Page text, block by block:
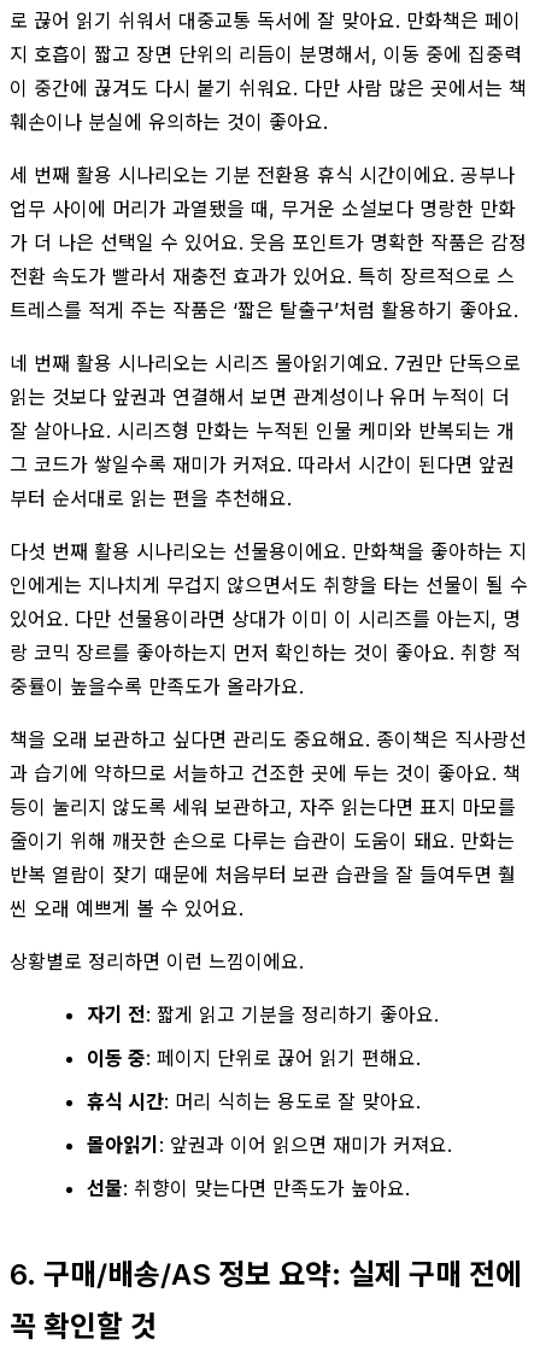
로 끊어 읽기 쉬워서 대중교통 독서에 잘 맞아요. 만화책은 페이
지 호흡이 짧고 장면 단위의 리듬이 분명해서, 이동 중에 집중력
이 중간에 끊겨도 다시 붙기 쉬워요. 다만 사람 많은 곳에서는 책
훼손이나 분실에 유의하는 것이 좋아요.
세 번째 활용 시나리오는 기분 전환용 휴식 시간이에요. 공부나
업무 사이에 머리가 과열됐을 때, 무거운 소설보다 명랑한 만화
가 더 나은 선택일 수 있어요. 웃음 포인트가 명확한 작품은 감정
전환 속도가 빨라서 재충전 효과가 있어요. 특히 장르적으로 스
트레스를 적게 주는 작품은 ‘짧은 탈출구’처럼 활용하기 좋아요.
네 번째 활용 시나리오는 시리즈 몰아읽기예요. 7권만 단독으로
읽는 것보다 앞권과 연결해서 보면 관계성이나 유머 누적이 더
잘 살아나요. 시리즈형 만화는 누적된 인물 케미와 반복되는 개
그 코드가 쌓일수록 재미가 커져요. 따라서 시간이 된다면 앞권
부터 순서대로 읽는 편을 추천해요.
다섯 번째 활용 시나리오는 선물용이에요. 만화책을 좋아하는 지
인에게는 지나치게 무겁지 않으면서도 취향을 타는 선물이 될 수
있어요. 다만 선물용이라면 상대가 이미 이 시리즈를 아는지, 명
랑 코믹 장르를 좋아하는지 먼저 확인하는 것이 좋아요. 취향 적
중률이 높을수록 만족도가 올라가요.
책을 오래 보관하고 싶다면 관리도 중요해요. 종이책은 직사광선
과 습기에 약하므로 서늘하고 건조한 곳에 두는 것이 좋아요. 책
등이 눌리지 않도록 세워 보관하고, 자주 읽는다면 표지 마모를
줄이기 위해 깨끗한 손으로 다루는 습관이 도움이 돼요. 만화는
반복 열람이 잦기 때문에 처음부터 보관 습관을 잘 들여두면 훨
씬 오래 예쁘게 볼 수 있어요.
상황별로 정리하면 이런 느낌이에요.
자기 전: 짧게 읽고 기분을 정리하기 좋아요.
이동 중: 페이지 단위로 끊어 읽기 편해요.
휴식 시간: 머리 식히는 용도로 잘 맞아요.
몰아읽기 : 앞권과 이어 읽으면 재미가 커져요.
선물: 취향이 맞는다면 만족도가 높아요.
6. 구매/배송/AS 정보 요약: 실제 구매 전에
꼭 확인할 것